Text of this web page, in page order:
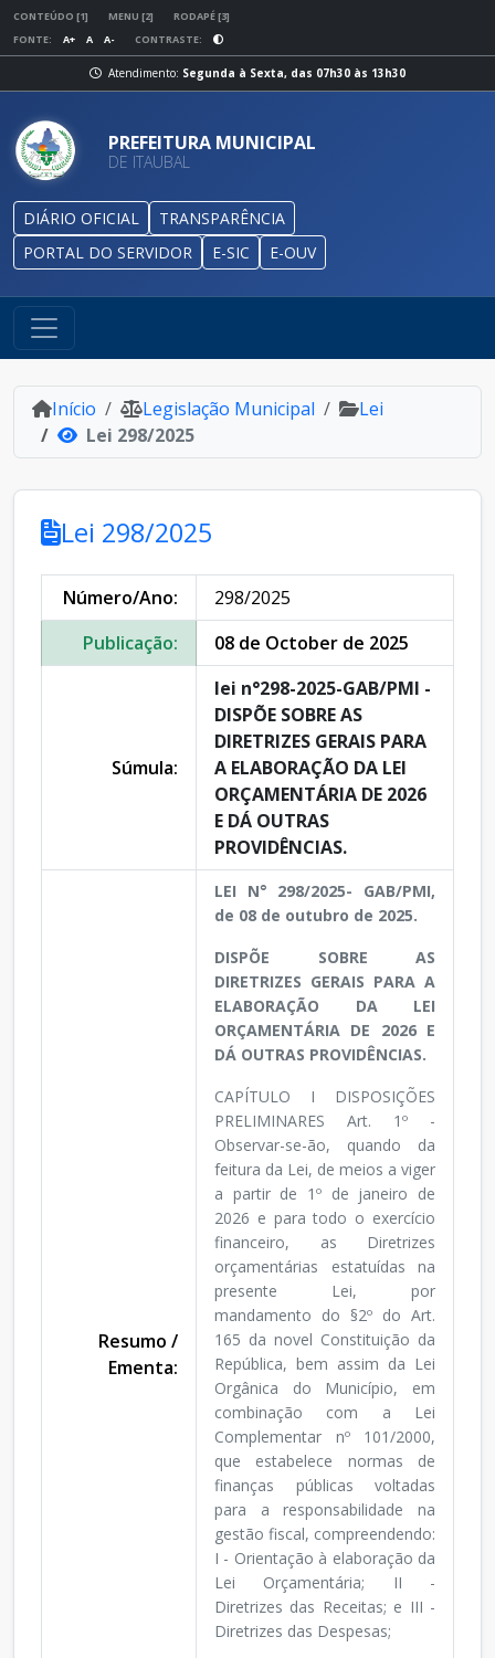
CONTEÚDO [1] MENU [2]
RODAPÉ [3]
FONTE:
A+ A A- CONTRASTE:
Atendimento: Segunda à Sexta, das 07h30 às 13h30
PREFEITURA MUNICIPAL
DE ITAUBAL
DIÁRIO OFICIAL
TRANSPARÊNCIA
PORTAL DO SERVIDOR
E-SIC E-OUV
Início Legislação Municipal
Lei
Lei 298/2025
Lei 298/2025
Número/Ano:
298/2025
Publicação:
08 de October de 2025
Súmula:
lei n°298-2025-GAB/PMI -
DISPÕE SOBRE AS
DIRETRIZES GERAIS PARA
A ELABORAÇÃO DA LEI
ORÇAMENTÁRIA DE 2026
E DÁ OUTRAS
PROVIDÊNCIAS.
Resumo /
Ementa:
LEI N° 298/2025- GAB/PMI,
de 08 de outubro de 2025.
DISPÕE SOBRE AS
DIRETRIZES GERAIS PARA A
ELABORAÇÃO DA LEI
ORÇAMENTÁRIA DE 2026 E
DÁ OUTRAS PROVIDÊNCIAS.
CAPÍTULO I DISPOSIÇÕES
PRELIMINARES Art. 1º -
Observar-se-ão, quando da
feitura da Lei, de meios a viger
a partir de 1º de janeiro de
2026 e para todo o exercício
financeiro, as Diretrizes
orçamentárias estatuídas na
presente Lei, por
mandamento do §2º do Art.
165 da novel Constituição da
República, bem assim da Lei
Orgânica do Município, em
combinação com a Lei
Complementar nº 101/2000,
que estabelece normas de
finanças públicas voltadas
para a responsabilidade na
gestão fiscal, compreendendo:
I - Orientação à elaboração da
Lei Orçamentária; II -
Diretrizes das Receitas; e III -
Diretrizes das Despesas;